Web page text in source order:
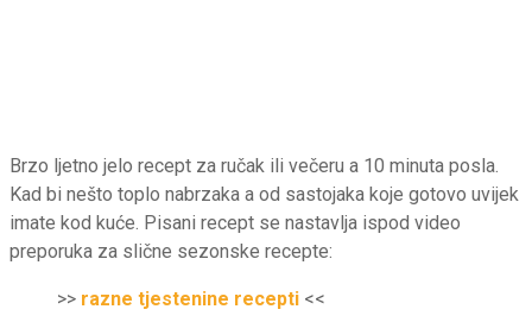
Brzo ljetno jelo recept za ručak ili večeru a 10 minuta posla.
Kad bi nešto toplo nabrzaka a od sastojaka koje gotovo uvijek
imate kod kuće. Pisani recept se nastavlja ispod video
preporuka za slične sezonske recepte:
>> razne tjestenine recepti <<